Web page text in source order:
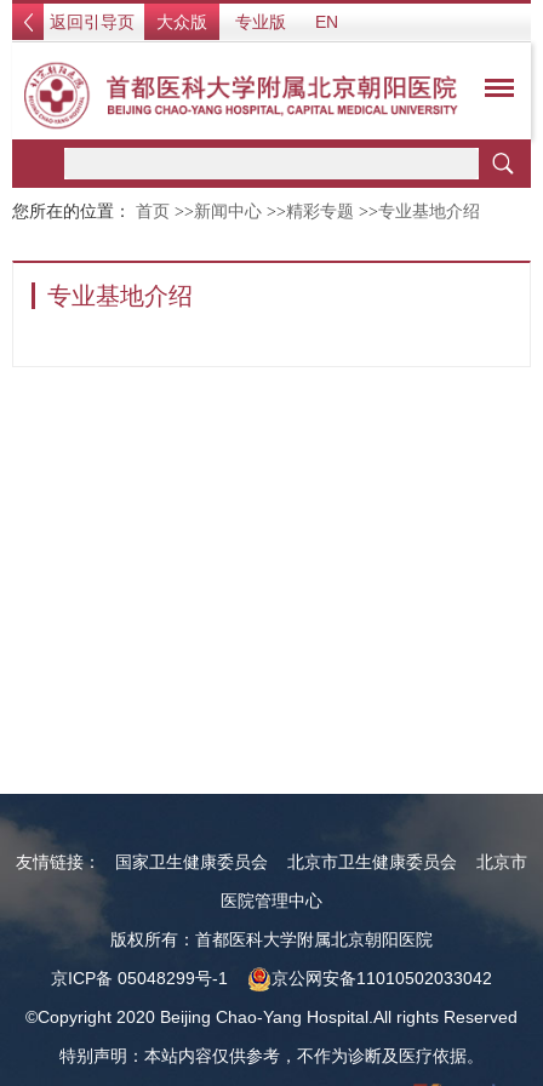
返回引导页 大众版 专业版 EN
您所在的位置： 首页 >>新闻中心 >>精彩专题 >>专业基地介绍
专业基地介绍
友情链接： 国家卫生健康委员会 北京市卫生健康委员会
北京市
医院管理中心
版权所有：首都医科大学附属北京朝阳医院
京ICP备 05048299号-1
京公网安备11010502033042
©Copyright 2020 Beijing Chao-Yang Hospital.All rights Reserved
特别声明：本站内容仅供参考，不作为诊断及医疗依据。